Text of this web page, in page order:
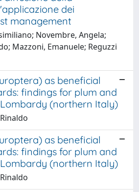
dei
management
Novembre, Angela;
Mazzoni, Emanuele; Reguzzi
as beneficial
findings for plum and
(northern Italy)
as beneficial
findings for plum and
(northern Italy)